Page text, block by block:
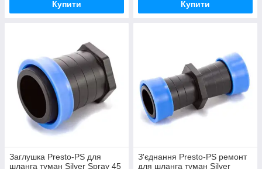
Купити Купити
Заглушка Presto-PS для
шланга туман Silver Spray 45
З'єднання Presto-PS ремонт
для шланга туман Silver